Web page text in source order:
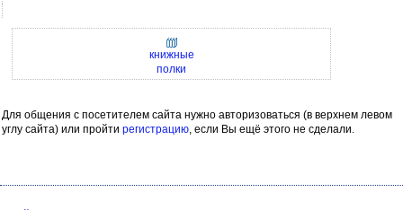
книжные
полки
Для общения с посетителем сайта нужно авторизоваться (в верхнем левом
углу сайта) или пройти регистрацию, если Вы ещё этого не сделали.